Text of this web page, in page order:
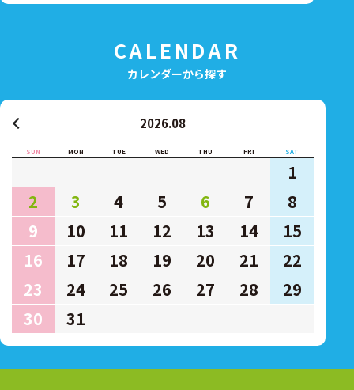
CALENDAR
カレンダーから探す
2026.08
SUN MON TUE WED THU FRI SAT
1
2
3 4 5 6 7
8
9
10 11 12 13 14
15
16
17 18 19 20 21
22
23
24 25 26 27 28
29
30
31